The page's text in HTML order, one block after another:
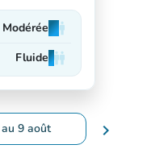
Modéréeman
man
man
Fluideman
man
man
au 9 août
pour changer de
chevron_right